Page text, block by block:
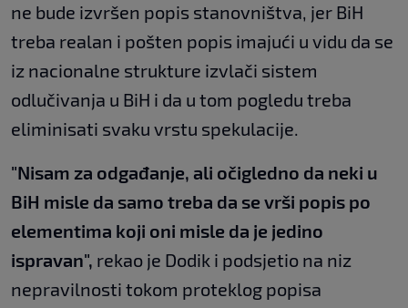
ne bude izvršen popis stanovništva, jer BiH
treba realan i pošten popis imajući u vidu da se
iz nacionalne strukture izvlači sistem
odlučivanja u BiH i da u tom pogledu treba
eliminisati svaku vrstu spekulacije.
"Nisam za odgađanje, ali očigledno da neki u
BiH misle da samo treba da se vrši popis po
elementima koji oni misle da je jedino
ispravan", rekao je Dodik i podsjetio na niz
nepravilnosti tokom proteklog popisa